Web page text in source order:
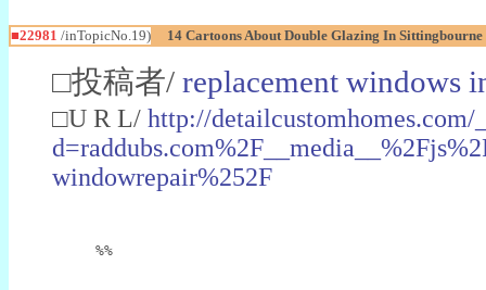
■22981 /inTopicNo.19) 14 Cartoons About Double Glazing In
□投稿者/ replacement windows
□U R L/ http://detailcustomhomes.com/
windowrepair%252F
%%